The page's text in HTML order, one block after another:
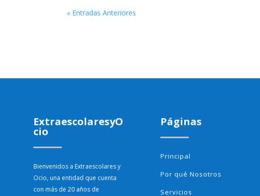
« Entradas Anteriores
ExtraescolaresyO
cio
Bienvenidos a Extraescolares y
Ocio, una entidad que cuenta
con más de 20 años de
Páginas
Principal
Por qué Nosotros
Servicios